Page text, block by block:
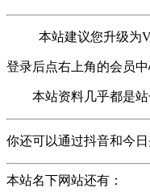
本站建议您升级为
登录后点右上角的会员
本站资料几乎都是站长
你还可以通过抖音和今
本站名下网站还有：